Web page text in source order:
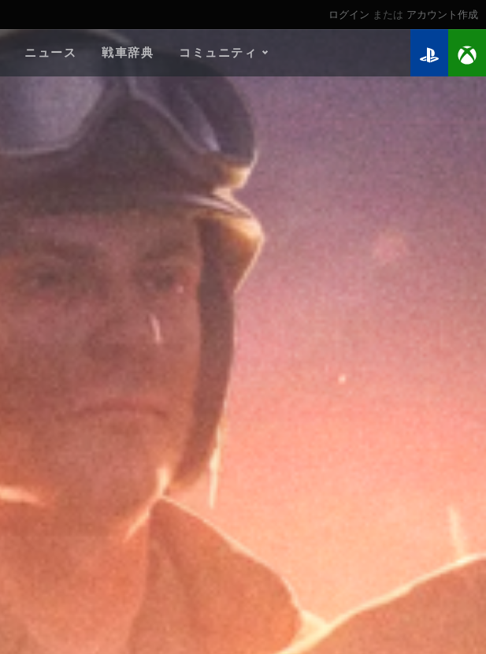
ログイン または アカウント作成
ニュース 戦車辞典 コミュニティ
2026年のロードマップ
ゲームガイド
個人記録 検索
マイ戦績
ウォーチェスト
連隊
連隊ランキング
Twitchドロップ